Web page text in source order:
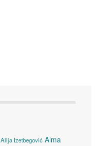
Alija Izetbegović Alma